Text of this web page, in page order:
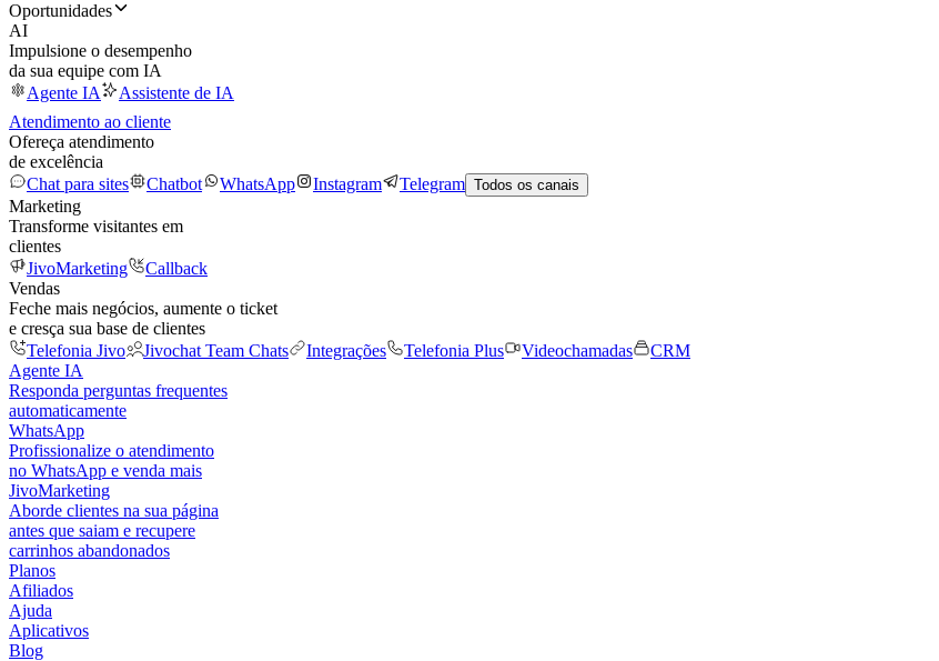
Oportunidades
AI
Impulsione o desempenho
da sua equipe com IA
Agente IA
Assistente de IA
Atendimento ao cliente
Ofereça atendimento
de excelência
Chat para sites
Chatbot WhatsApp Instagram Telegram Todos os canais
Marketing
Transforme visitantes em
clientes
JivoMarketing
Callback
Vendas
Feche mais negócios, aumente o ticket
e cresça sua base de clientes
Telefonia Jivo
Jivochat Team Chats Integrações Telefonia Plus Videochamadas
CRM
Agente IA
Responda perguntas frequentes
automaticamente
WhatsApp
Profissionalize o atendimento
no WhatsApp e venda mais
JivoMarketing
Aborde clientes na sua página
antes que saiam e recupere
carrinhos abandonados
Planos
Afiliados
Ajuda
Aplicativos
Blog